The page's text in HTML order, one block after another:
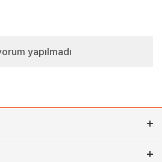
yapılmadı